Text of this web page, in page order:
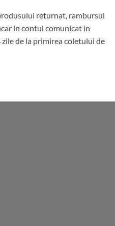
returnat, rambursul
in contul comunicat in
de la primirea coletului de